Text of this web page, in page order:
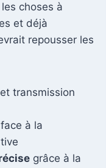
choses à
et déjà
repousser les
et transmission
face à la
grâce à la